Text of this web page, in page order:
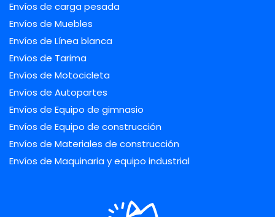
Envíos de carga pesada
Envíos de Muebles
Envíos de Línea blanca
Envíos de Tarima
Envíos de Motocicleta
Envíos de Autopartes
Envíos de Equipo de gimnasio
Envíos de Equipo de construcción
Envíos de Materiales de construcción
Envíos de Maquinaria y equipo industrial